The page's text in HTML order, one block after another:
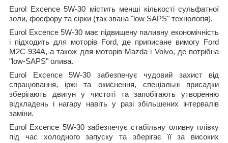
Eurol Excence 5W-30 містить менші кількості сульфатної
золи, фосфору та сірки (так звана "low SAPS" технологія).
Eurol Excence 5W-30 має підвищену паливну економічність
і підходить для моторів Ford, де приписане вимогу Ford
M2C-934A, а також для моторів Mazda і Volvo, де потрібна
"low-SAPS" олива.
Eurol Excence 5W-30 забезпечує чудовий захист від
спрацювання, іржі та окиснення, спеціальні присадки
зберігають двигун у чистоті та запобігають утворенню
відкладень і нагару навіть у разі збільшених інтервалів
заміни.
Eurol Excence 5W-30 забезпечує стабільну оливну плівку
під час холодного запуску та зберігає її за високих